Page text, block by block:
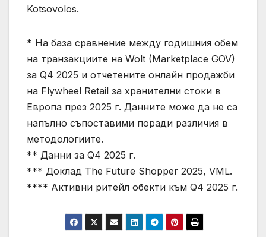
Kotsovolos.
* На база сравнение между годишния обем
на транзакциите на Wolt (Marketplace GOV)
за Q4 2025 и отчетените онлайн продажби
на Flywheel Retail за хранителни стоки в
Европа през 2025 г. Данните може да не са
напълно съпоставими поради различия в
методологиите.
** Данни за Q4 2025 г.
*** Доклад The Future Shopper 2025, VML.
**** Активни ритейл обекти към Q4 2025 г.